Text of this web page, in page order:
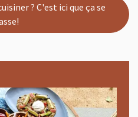
? C'est ici que ça se